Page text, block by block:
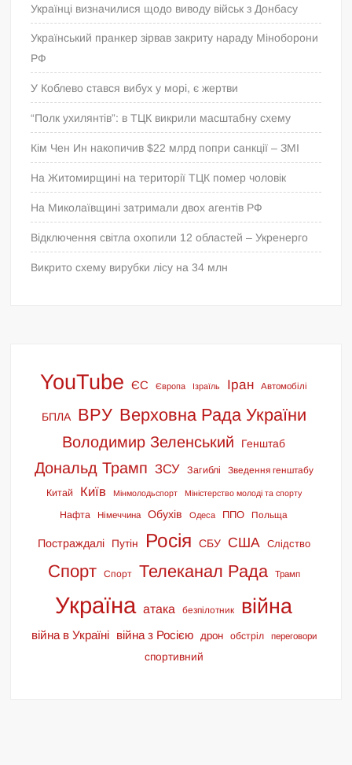
Українці визначилися щодо виводу військ з Донбасу
Український пранкер зірвав закриту нараду Міноборони
РФ
У Коблево стався вибух у морі, є жертви
“Полк ухилянтів”: в ТЦК викрили масштабну схему
Кім Чен Ин накопичив $22 млрд попри санкції – ЗМІ
На Житомирщині на території ТЦК помер чоловік
На Миколаївщині затримали двох агентів РФ
Відключення світла охопили 12 областей – Укренерго
Викрито схему вирубки лісу на 34 млн
YouTube ЄС Європа Ізраїль Іран Автомобілі
БПЛА ВРУ Верховна Рада України
Володимир Зеленський Генштаб
Дональд Трамп ЗСУ Загиблі Зведення генштабу
Китай Київ Мінмолодьспорт Міністерство молоді та спорту
Нафта Німеччина Обухів Одеса ППО Польща
Постраждалі Путін Росія СБУ США Слідство
Спорт Спорт Телеканал Рада Трамп
Україна атака безпілотник війна
війна в Україні війна з Росією дрон обстріл переговори
спортивний